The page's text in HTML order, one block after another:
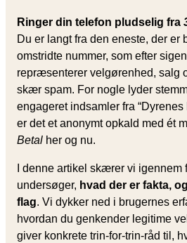
Ringer din telefon pludselig fra
Du er langt fra den eneste, der er
omstridte nummer, som efter
repræsenterer velgørenhed, salg
skær spam. For nogle lyder
engageret indsamler fra “Dyrenes
er det et anonymt opkald med ét
Betal her og nu.
I denne artikel skærer vi igennem
undersøger, hvad der er fakta,
flag. Vi dykker ned i brugernes
hvordan du genkender legitime
giver konkrete trin-for-trin-råd til,